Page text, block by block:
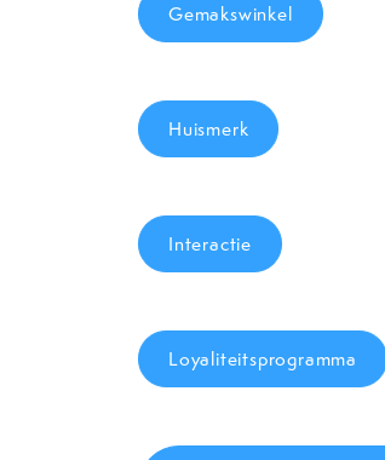
Gemakswinkel
Huismerk
Interactie
Loyaliteitsprogramma